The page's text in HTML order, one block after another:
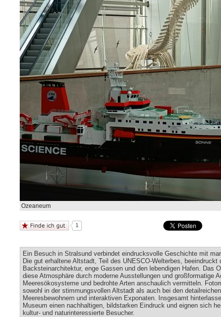
Ozeaneum
1
Ein Besuch in Stralsund verbindet eindrucksvolle Geschichte mit
Die gut erhaltene Altstadt, Teil des UNESCO-Welterbes, beeindruckt
Backsteinarchitektur, enge Gassen und den lebendigen Hafen. Das
diese Atmosphäre durch moderne Ausstellungen und großformatige
Meeresökosysteme und bedrohte Arten anschaulich vermitteln.
sowohl in der stimmungsvollen Altstadt als auch bei den
Meeresbewohnern und interaktiven Exponaten. Insgesamt
Museum einen nachhaltigen, bildstarken Eindruck und eignen sich
kultur- und naturinteressierte Besucher.